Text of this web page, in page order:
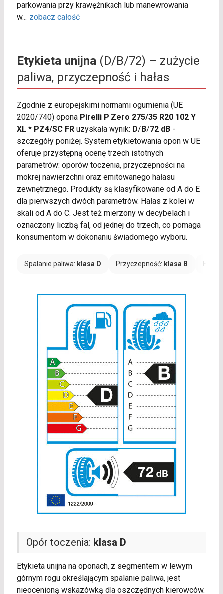
parkowania przy krawężnikach lub manewrowania
w... zobacz całość
Etykieta unijna(D/B/72) – zużycie
paliwa, przyczepność i hałas
Zgodnie z europejskimi normami ogumienia (UE
2020/740) opona Pirelli P Zero 275/35 R20 102 Y
XL * PZ4/SC FRuzyskała wynik: D/ B/72 dB-
szczegóły poniżej. System etykietowania opon w UE
oferuje przystępną ocenę trzech istotnych
parametrów: oporów toczenia, przyczepności na
mokrej nawierzchni oraz emitowanego hałasu
zewnętrznego. Produkty są klasyfikowane od A do E
dla pierwszych dwóch parametrów. Hałas z kolei w
skali od A do C. Jest też mierzony w decybelach i
oznaczony liczbą fal, od jednej do trzech, co pomaga
konsumentom w dokonaniu świadomego wyboru.
Spalanie paliwa: klasa D Przyczepność: klasa B
Opór toczenia: klasa D
Etykieta unijna na oponach, z segmentem w lewym
górnym rogu określającym spalanie paliwa, jest
nieocenioną wskazówką dla oszczędnych kierowców.